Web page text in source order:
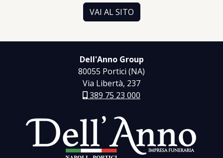
VAI AL SITO
Dell'Anno Group
80055 Portici (NA)
Via Libertà, 237
389 75 23 000